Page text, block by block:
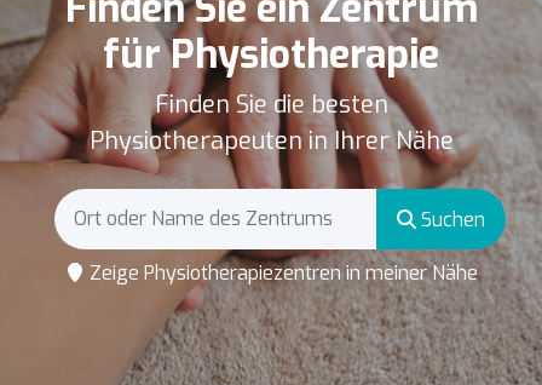
für Physiotherapie
Finden Sie die besten
Physiotherapeuten in Ihrer Nähe
Suchen
Zeige Physiotherapiezentren in meiner Nähe